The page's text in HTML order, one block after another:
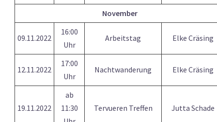
November
09.11.2022
16:00
Uhr
Arbeitstag Elke Cräsing
12.11.2022
17:00
Uhr
Nachtwanderung Elke Cräsing
19.11.2022
ab
11:30
Tervueren Treffen Jutta Schade